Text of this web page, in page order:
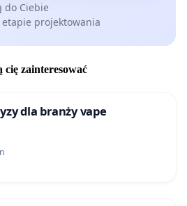
do Ciebie
projektowania
zainteresować
dla branży vape